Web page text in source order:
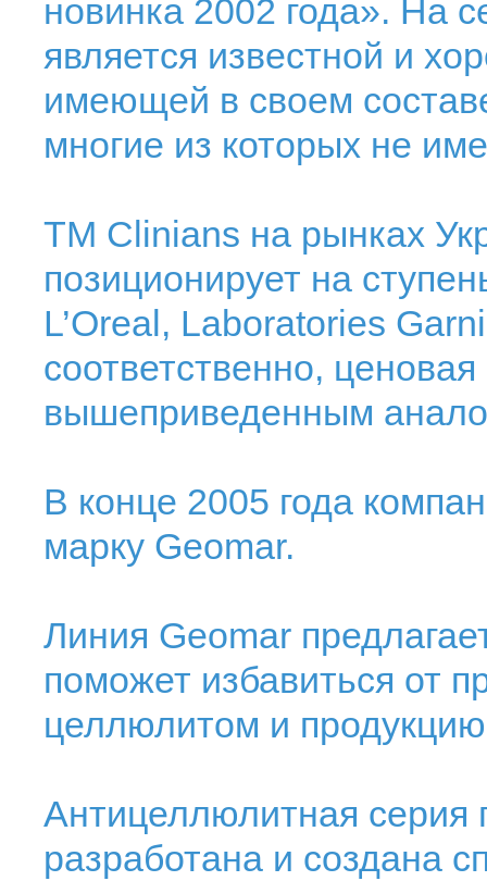
новинка 2002 года». На
является известной и
имеющей в своем
многие из которых не
ТМ Clinians на рынках
позиционирует на
L’Oreal, Laboratories
соответственно,
вышеприведенным
В конце 2005 года
марку Geomar.
Линия Geomar
поможет избавиться от
целлюлитом и
Антицеллюлитная серия
разработана и создана